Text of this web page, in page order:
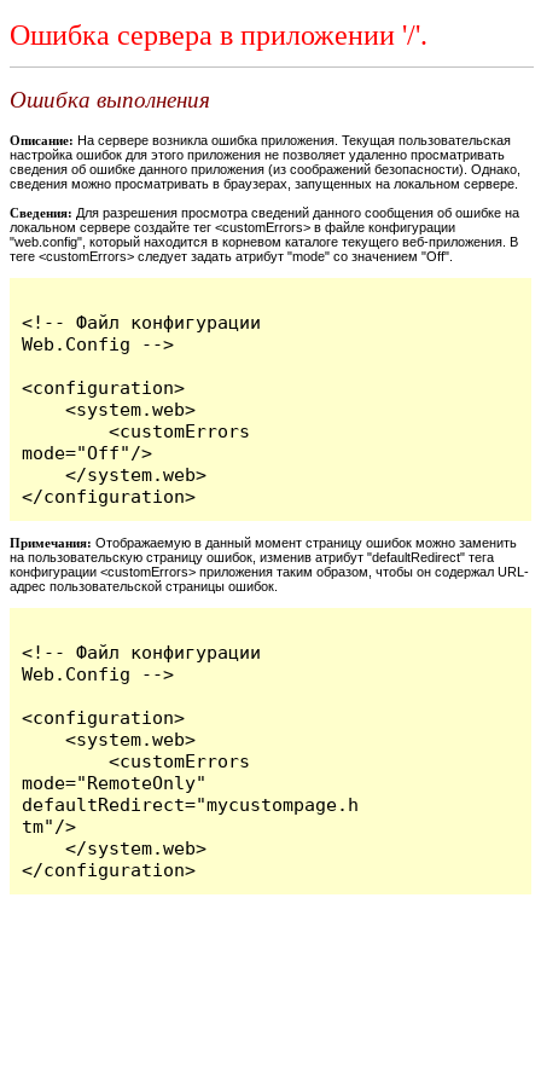
Ошибка сервера в приложении '/'.
Ошибка выполнения
Описание: На сервере возникла ошибка приложения. Текущая пользовательская
настройка ошибок для этого приложения не позволяет удаленно просматривать
сведения об ошибке данного приложения (из соображений безопасности). Однако,
сведения можно просматривать в браузерах, запущенных на локальном сервере.
Сведения: Для разрешения просмотра сведений данного сообщения об ошибке на
локальном сервере создайте тег <customErrors> в файле конфигурации
"web.config", который находится в корневом каталоге текущего веб-приложения. В
теге <customErrors> следует задать атрибут "mode" со значением "Off".
<!-- Файл конфигурации
Web.Config -->
<configuration>
    <system.web>
        <customErrors
mode="Off"/>
    </system.web>
</configuration>
Примечания: Отображаемую в данный момент страницу ошибок можно заменить
на пользовательскую страницу ошибок, изменив атрибут "defaultRedirect" тега
конфигурации <customErrors> приложения таким образом, чтобы он содержал URL-
адрес пользовательской страницы ошибок.
<!-- Файл конфигурации
Web.Config -->
<configuration>
    <system.web>
        <customErrors
mode="RemoteOnly"
defaultRedirect="mycustompage.h
tm"/>
    </system.web>
</configuration>